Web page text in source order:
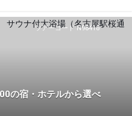
ツアーコード N98418
宿・ホテルから選べ